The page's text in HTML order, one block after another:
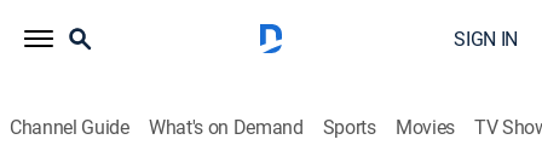
SIGN IN
Channel Guide What's on Demand Sports Movies TV